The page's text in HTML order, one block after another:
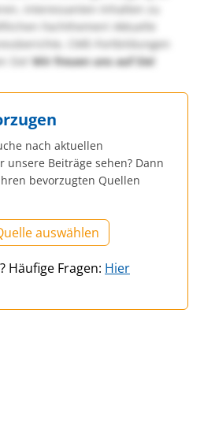
interessanten Inhalten zu
Fachthemen! Aktuelle
CME-Fortbildungen
Sie!Wir freuen uns auf Sie!
nach aktuellen
unsere Beiträge sehen? Dann
bevorzugten Quellen
auswählen
Häufige Fragen: Hier